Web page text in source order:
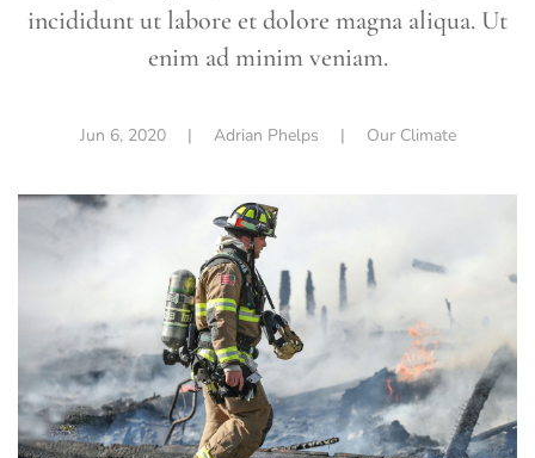
incididunt ut labore et dolore magna aliqua. Ut
enim ad minim veniam.
Jun 6, 2020| Adrian Phelps | Our Climate